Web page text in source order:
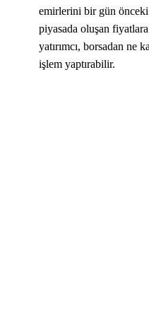
emirlerini bir gün
piyasada oluşan
yatırımcı, borsadan ne
işlem yaptırabilir.